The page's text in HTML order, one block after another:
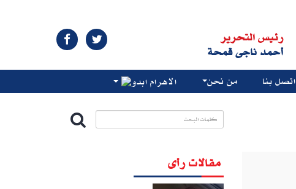
رئيس التحرير
أحمد ناجى قمحة
اتصل بنا من نحن الاهرام ابدو
مقالات رأى